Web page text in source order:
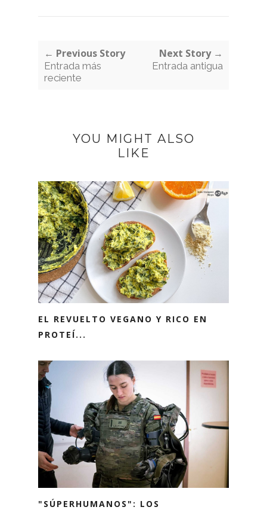
← Previous Story
Entrada más
reciente
Next Story →
Entrada antigua
YOU MIGHT ALSO
LIKE
EL REVUELTO VEGANO Y RICO EN
PROTEÍ...
"SÚPERHUMANOS": LOS